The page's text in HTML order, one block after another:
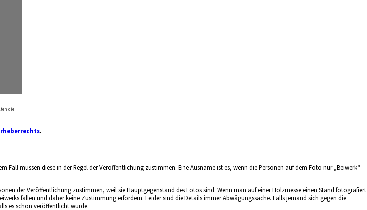
die
.
müssen diese in der Regel der Veröffentlichung zustimmen. Eine Ausname ist es, wenn die Personen auf dem Foto nur „Beiwerk“
der Veröffentlichung zustimmen, weil sie Hauptgegenstand des Fotos sind. Wenn man auf einer Holzmesse einen Stand fotografiert
fallen und daher keine Zustimmung erfordern. Leider sind die Details immer Abwägungssache. Falls jemand sich gegen die
es schon veröffentlicht wurde.